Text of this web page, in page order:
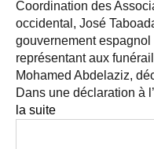
Coordination des
occidental, José
gouvernement
représentant aux
Mohamed Abdelaziz,
Dans une déclaration à
la suite